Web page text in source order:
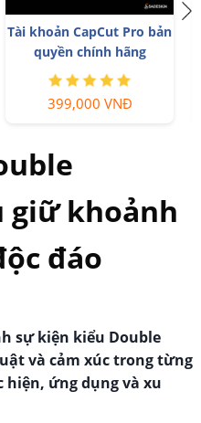
Tài khoản CapCut Pro bản
quyền chính hãng
399,000 VNĐ
giữ khoảnh
đáo
sự kiện kiểu Double
và cảm xúc trong từng
ứng dụng và xu